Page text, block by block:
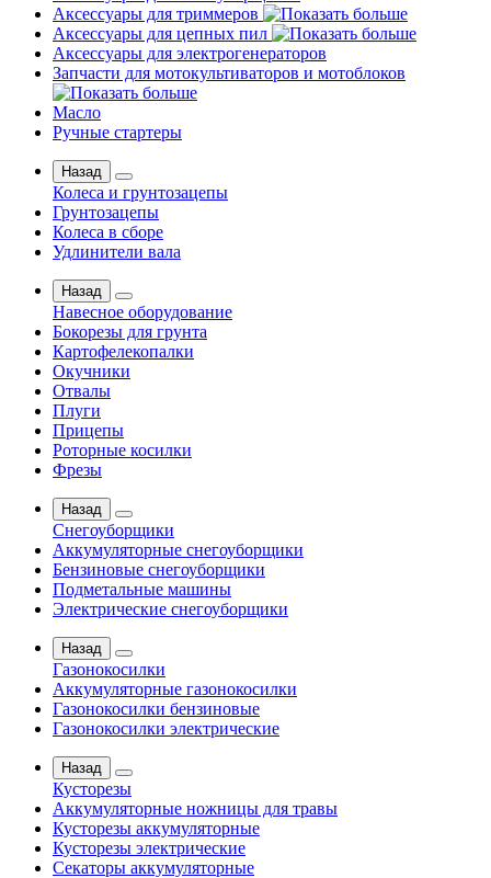
Аксессуары для триммеров
Аксессуары для цепных пил
Аксессуары для электрогенераторов
Запчасти для мотокультиваторов и мотоблоков
Масло
Ручные стартеры
Назад
Колеса и грунтозацепы
Грунтозацепы
Колеса в сборе
Удлинители вала
Назад
Навесное оборудование
Бокорезы для грунта
Картофелекопалки
Окучники
Отвалы
Плуги
Прицепы
Роторные косилки
Фрезы
Назад
Снегоуборщики
Аккумуляторные снегоуборщики
Бензиновые снегоуборщики
Подметальные машины
Электрические снегоуборщики
Назад
Газонокосилки
Аккумуляторные газонокосилки
Газонокосилки бензиновые
Газонокосилки электрические
Назад
Кусторезы
Аккумуляторные ножницы для травы
Кусторезы аккумуляторные
Кусторезы электрические
Секаторы аккумуляторные